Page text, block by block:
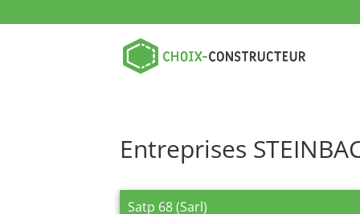
Entreprises
Satp 68 (Sarl)